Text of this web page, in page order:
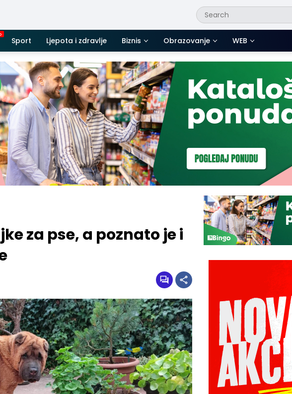
Sport Ljepota i zdravlje Biznis Obrazovanje WEB
za pse, a poznato je i